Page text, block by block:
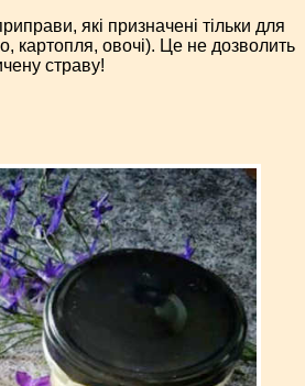
які призначені тільки для
картопля, овочі). Це не дозволить
страву!